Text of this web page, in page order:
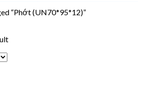
“Phớt (UN70*95*12)”